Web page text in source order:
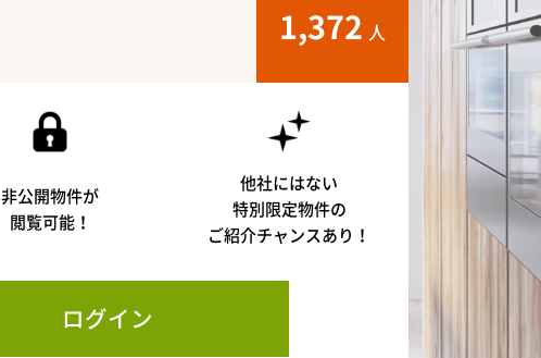
1,372 人
非公開物件が
閲覧可能！
他社にはない
特別限定物件の
ご紹介チャンスあり！
ログイン